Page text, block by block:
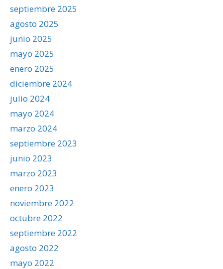
septiembre 2025
agosto 2025
junio 2025
mayo 2025
enero 2025
diciembre 2024
julio 2024
mayo 2024
marzo 2024
septiembre 2023
junio 2023
marzo 2023
enero 2023
noviembre 2022
octubre 2022
septiembre 2022
agosto 2022
mayo 2022